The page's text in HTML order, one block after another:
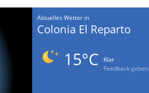
Aktuelles Wetter in
Colonia El Reparto
15°C
Klar
Feedback geben